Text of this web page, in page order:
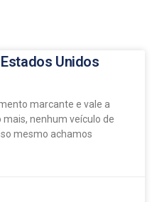
Unidos
marcante e vale a
nenhum veículo de
mesmo achamos